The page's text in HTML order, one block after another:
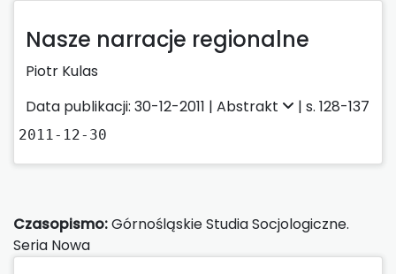
Nasze narracje regionalne
Piotr Kulas
Data publikacji: 30-12-2011 | Abstrakt | s. 128-137
2011-12-30
Czasopismo:Górnośląskie Studia Socjologiczne.
Seria Nowa